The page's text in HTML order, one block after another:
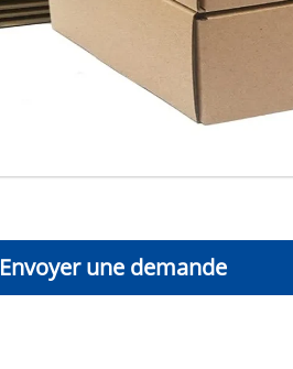
Envoyer une demande